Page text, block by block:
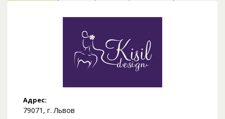
Адрес:
79071, г. Львов